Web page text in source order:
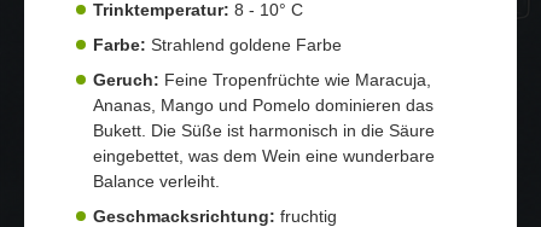
Trinktemperatur: 8 - 10° C
Farbe: Strahlend goldene Farbe
Geruch: Feine Tropenfrüchte wie Maracuja,
Ananas, Mango und Pomelo dominieren das
Bukett. Die Süße ist harmonisch in die Säure
eingebettet, was dem Wein eine wunderbare
Balance verleiht.
Geschmacksrichtung: fruchtig